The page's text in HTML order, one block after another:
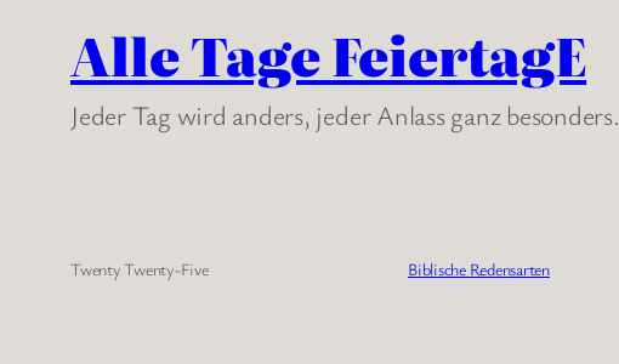
Alle Tage FeiertagE
Jeder Tag wird anders, jeder Anlass ganz besonders.
Twenty Twenty-Five Biblische Redensarten